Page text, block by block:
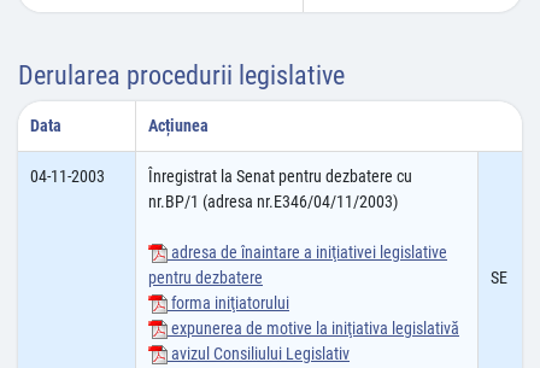
Derularea procedurii legislative
Data Acțiunea
04-11-2003
Înregistrat la Senat pentru dezbatere cu
nr.BP/1 (adresa nr.E346/04/11/2003)
adresa de înaintare a iniţiativei legislative
pentru dezbatere
forma iniţiatorului
expunerea de motive la iniţiativa legislativă
avizul Consiliului Legislativ
SE